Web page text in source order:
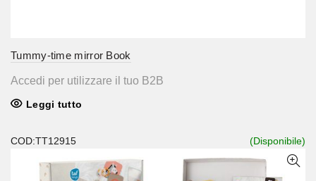
Tummy-time mirror Book
Accedi per utilizzare il tuo B2B
Leggi tutto
COD:TT12915 (Disponibile)